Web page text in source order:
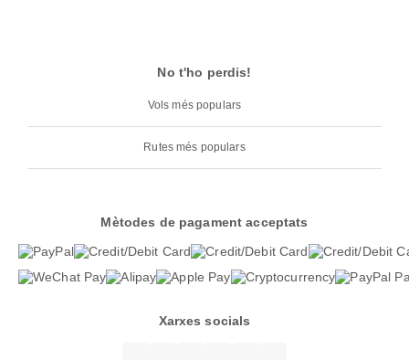
No t'ho perdis!
Vols més populars
Rutes més populars
Mètodes de pagament acceptats
Xarxes socials